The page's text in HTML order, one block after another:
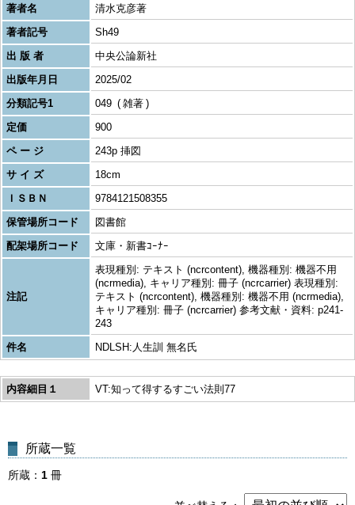
著者名
清水克彦著
著者記号
Sh49
出 版 者
中央公論新社
出版年月日
2025/02
分類記号1
049
雑著
定価
900
ペ ー ジ
243p 挿図
サ イ ズ
18cm
ＩＳＢＮ
9784121508355
保管場所コード
図書館
配架場所コード
文庫・新書ｺｰﾅｰ
注記
表現種別: テキスト (ncrcontent), 機器種別: 機器不用
(ncrmedia), キャリア種別: 冊子 (ncrcarrier) 表現種別:
テキスト (ncrcontent), 機器種別: 機器不用 (ncrmedia),
キャリア種別: 冊子 (ncrcarrier) 参考文献・資料: p241-
243
件名
NDLSH:人生訓 無名氏
内容細目１ VT:知って得するすごい法則77
所蔵一覧
所蔵 1 冊